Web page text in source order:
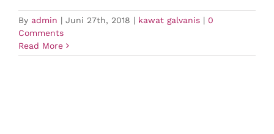
By admin | Juni 27th, 2018 | kawat galvanis | 0
Comments
Read More